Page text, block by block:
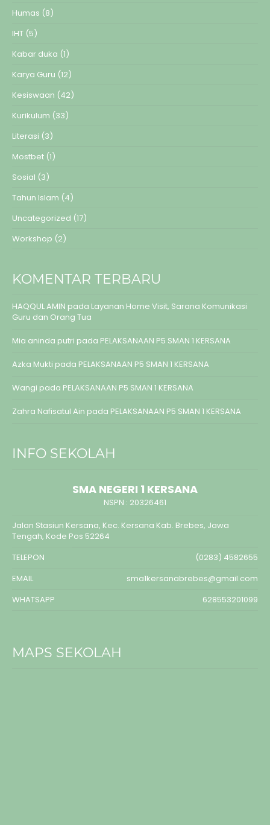
Humas (8)
IHT (5)
Kabar duka (1)
Karya Guru (12)
Kesiswaan (42)
Kurikulum (33)
Literasi (3)
Mostbet (1)
Sosial (3)
Tahun Islam (4)
Uncategorized (17)
Workshop (2)
KOMENTAR TERBARU
HAQQUL AMIN pada Layanan Home Visit, Sarana Komunikasi
Guru dan Orang Tua
Mia aninda putri pada PELAKSANAAN P5 SMAN 1 KERSANA
Azka Mukti pada PELAKSANAAN P5 SMAN 1 KERSANA
Wangi pada PELAKSANAAN P5 SMAN 1 KERSANA
Zahra Nafisatul Ain pada PELAKSANAAN P5 SMAN 1 KERSANA
INFO SEKOLAH
SMA NEGERI 1 KERSANA
NSPN : 20326461
Jalan Stasiun Kersana, Kec. Kersana Kab. Brebes, Jawa
Tengah, Kode Pos 52264
TELEPON
(0283) 4582655
EMAIL
sma1kersanabrebes@gmail.com
WHATSAPP
628553201099
MAPS SEKOLAH